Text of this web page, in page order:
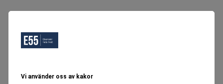
Vi använder oss av kakor